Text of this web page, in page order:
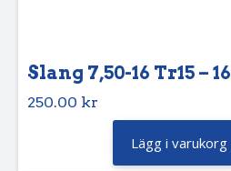
Slang 7,50-16 Tr15 – 16
250.00 kr
Lägg i varukorg